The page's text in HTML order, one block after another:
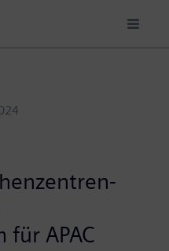
für APAC